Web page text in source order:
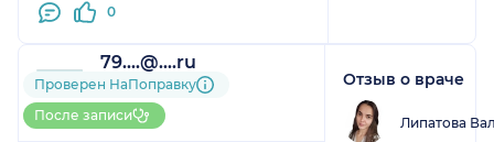
0
79....@....ru
2 отзываи1 оценка
Больше 30 записей через
НаПоправку
Проверен НаПоправку
После записи
Отзыв о враче
Липатова